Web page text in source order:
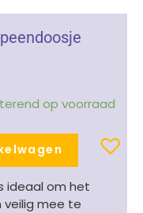
op voorraad
ideaal om het
veilig mee te